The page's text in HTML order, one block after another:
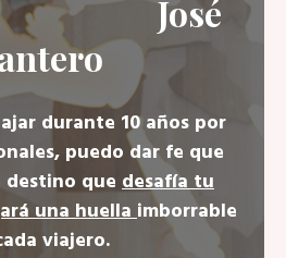
durante 10 años por
puedo dar fe que
destino que desafía tu
una huellaimborrable
viajero.